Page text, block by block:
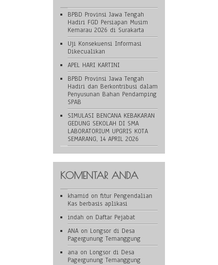
BPBD Provinsi Jawa Tengah
Hadiri FGD Persiapan Musim
Kemarau 2026 di Surakarta
Uji Konsekuensi Informasi
Dikecualikan
APEL HARI KARTINI
BPBD Provinsi Jawa Tengah
Hadiri dan Berkontribusi dalam
Penyusunan Bahan Pendamping
SPAB
SIMULASI BENCANA KEBAKARAN
GEDUNG SEKOLAH DI SMA
LABORATORIUM UPGRIS KOTA
SEMARANG, 14 APRIL 2026
KOMENTAR ANDA
khamid on fitur Pengendalian
Kas berbasis aplikasi
indah on Daftar Pejabat
ANA on Longsor di Desa
Pagergunung Temanggung
ana on Longsor di Desa
Pagergunung Temanggung